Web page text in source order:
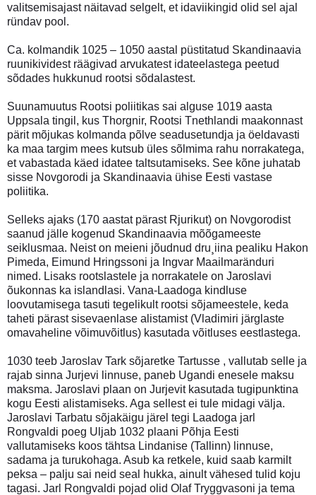
valitsemisajast näitavad selgelt, et idaviikingid olid sel ajal
ründav pool.
Ca. kolmandik 1025 – 1050 aastal püstitatud Skandinaavia
ruunikividest räägivad arvukatest idateelastega peetud
sõdades hukkunud rootsi sõdalastest.
Suunamuutus Rootsi poliitikas sai alguse 1019 aasta
Uppsala tingil, kus Thorgnir, Rootsi Tnethlandi maakonnast
pärit mõjukas kolmanda põlve seadusetundja ja öeldavasti
ka maa targim mees kutsub üles sõlmima rahu norrakatega,
et vabastada käed idatee taltsutamiseks. See kõne juhatab
sisse Novgorodi ja Skandinaavia ühise Eesti vastase
poliitika.
Selleks ajaks (170 aastat pärast Rjurikut) on Novgorodist
saanud jälle kogenud Skandinaavia mõõgameeste
seiklusmaa. Neist on meieni jõudnud dru¸iina pealiku Hakon
Pimeda, Eimund Hringssoni ja Ingvar Maailmaränduri
nimed. Lisaks rootslastele ja norrakatele on Jaroslavi
õukonnas ka islandlasi. Vana-Laadoga kindluse
loovutamisega tasuti tegelikult rootsi sõjameestele, keda
taheti pärast sisevaenlase alistamist (Vladimiri järglaste
omavaheline võimuvõitlus) kasutada võitluses eestlastega.
1030 teeb Jaroslav Tark sõjaretke Tartusse , vallutab selle ja
rajab sinna Jurjevi linnuse, paneb Ugandi enesele maksu
maksma. Jaroslavi plaan on Jurjevit kasutada tugipunktina
kogu Eesti alistamiseks. Aga sellest ei tule midagi välja.
Jaroslavi Tarbatu sõjakäigu järel tegi Laadoga jarl
Rongvaldi poeg Uljab 1032 plaani Põhja Eesti
vallutamiseks koos tähtsa Lindanise (Tallinn) linnuse,
sadama ja turukohaga. Asub ka retkele, kuid saab karmilt
peksa – palju sai neid seal hukka, ainult vähesed tulid koju
tagasi. Jarl Rongvaldi pojad olid Olaf Tryggvasoni ja tema